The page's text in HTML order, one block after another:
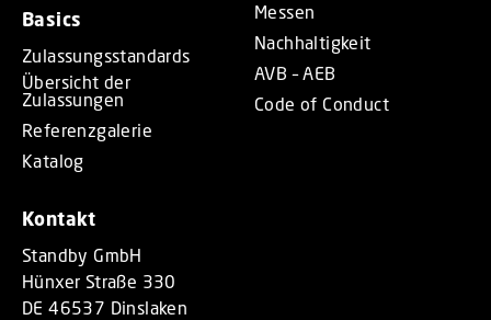
Basics
Zulassungsstandards
Übersicht der
Zulassungen
Referenzgalerie
Katalog
Messen
Nachhaltigkeit
AVB – AEB
Code of Conduct
Kontakt
Standby GmbH
Hünxer Straße 330
DE 46537 Dinslaken